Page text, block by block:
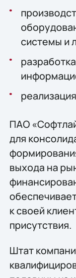
системы и
ПАО
для
выхода на
к своей
присутствия.
Штат